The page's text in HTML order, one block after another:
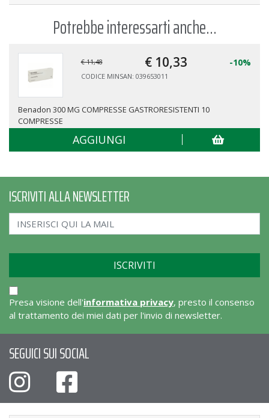
Potrebbe interessarti anche...
€ 11,48 € 10,33 -10%
CODICE MINSAN: 039653011
Benadon 300 MG COMPRESSE GASTRORESISTENTI 10
COMPRESSE
AGGIUNGI
ISCRIVITI ALLA NEWSLETTER
Presa visione dell'informativa privacy, presto il consenso
al trattamento dei miei dati per l'invio di newsletter.
SEGUICI SUI SOCIAL